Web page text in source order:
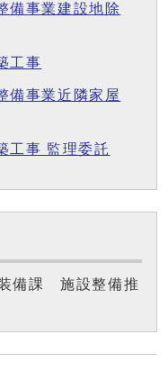
備事業建設地除
工事
備事業近隣家屋
工事 監理委託
備課 施設整備推